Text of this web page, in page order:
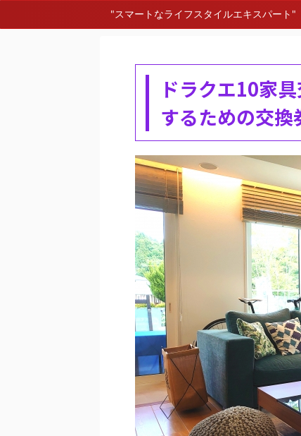
"スマートなライフスタイルエキスパート"
ドラクエ10家
するための交換